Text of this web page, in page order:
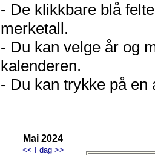
- De klikkbare blå
merketall.
- Du kan velge år og
kalenderen.
- Du kan trykke på en
Mai 2024
<< I dag >>